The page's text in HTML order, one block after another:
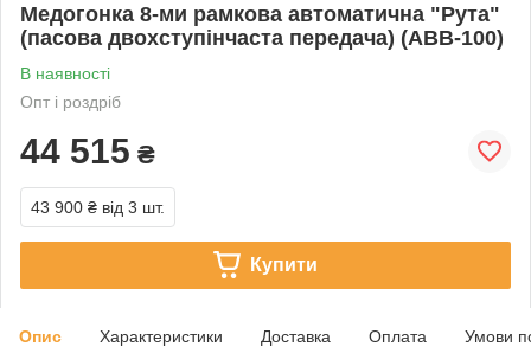
Медогонка 8-ми рамкова автоматична "Рута"
(пасова двохступінчаста передача) (АВВ-100)
В наявності
Опт і роздріб
44 515 ₴
43 900 ₴ від 3 шт.
Купити
Опис Характеристики Доставка Оплата Умови